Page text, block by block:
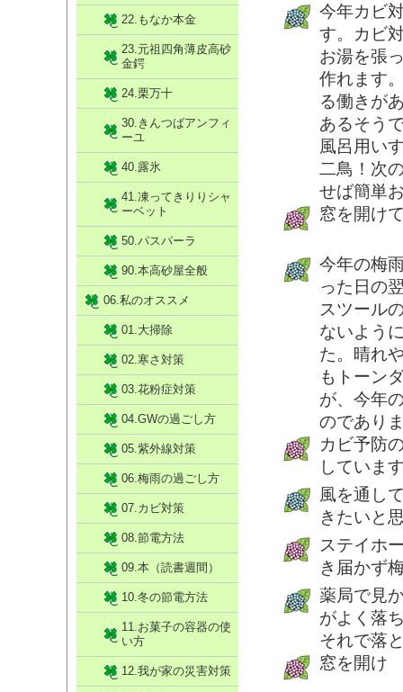
今年カビ
す。カビ
お湯を張
作れます
る働きが
あるそう
風呂用い
二鳥！次
せば簡単
窓を開け
今年の梅
った日の
スツール
ないよう
た。晴れ
もトーン
が、今年
のであり
カビ予防
していま
風を通し
きたいと
ステイホ
き届かず
薬局で見
がよく落
それで落
窓を開け
22.もなか本金
23.元祖四角薄皮高砂
金鍔
24.栗万十
30.きんつばアンフィ
ーユ
40.露氷
41.凍ってきりりシャ
ーベット
50.パスパーラ
90.本高砂屋全般
06.私のオススメ
01.大掃除
02.寒さ対策
03.花粉症対策
04.GWの過ごし方
05.紫外線対策
06.梅雨の過ごし方
07.カビ対策
08.節電方法
09.本（読書週間）
10.冬の節電方法
11.お菓子の容器の使
い方
12.我が家の災害対策